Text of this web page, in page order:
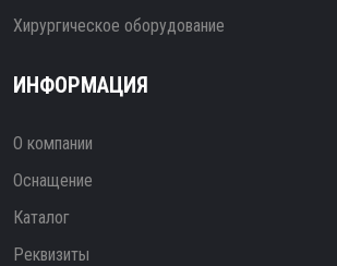
Хирургическое оборудование
ИНФОРМАЦИЯ
О компании
Оснащение
Каталог
Реквизиты